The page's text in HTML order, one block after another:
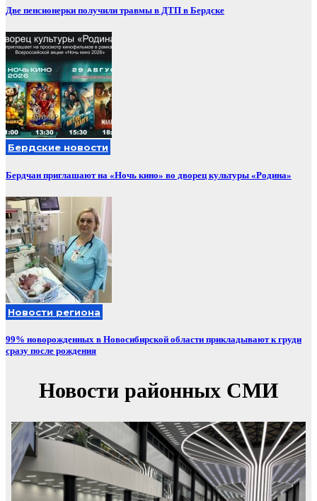
Две пенсионерки получили травмы в ДТП в Бердске
Бердские новости
Бердчан приглашают на «Ночь кино» во дворец культуры «Родина»
Новости региона
99% новорожденных в Новосибирской области прикладывают к груди
сразу после рождения